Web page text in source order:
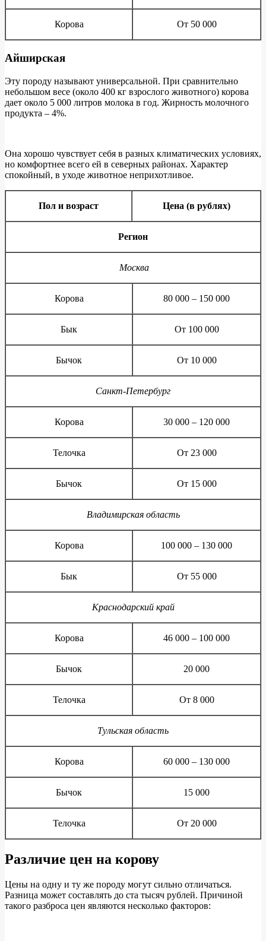
Корова От 50 000
Айширская
Эту породу называют универсальной. При сравнительно
небольшом весе (около 400 кг взрослого животного) корова
дает около 5 000 литров молока в год. Жирность молочного
продукта – 4%.
Она хорошо чувствует себя в разных климатических условиях,
но комфортнее всего ей в северных районах. Характер
спокойный, в уходе животное неприхотливое.
Пол и возраст Цена (в рублях)
Регион
Москва
Корова 80 000 – 150 000
Бык От 100 000
Бычок От 10 000
Санкт-Петербург
Корова 30 000 – 120 000
Телочка От 23 000
Бычок От 15 000
Владимирская область
Корова 100 000 – 130 000
Бык От 55 000
Краснодарский край
Корова 46 000 – 100 000
Бычок 20 000
Телочка От 8 000
Тульская область
Корова 60 000 – 130 000
Бычок 15 000
Телочка От 20 000
Различие цен на корову
Цены на одну и ту же породу могут сильно отличаться.
Разница может составлять до ста тысяч рублей. Причиной
такого разброса цен являются несколько факторов: